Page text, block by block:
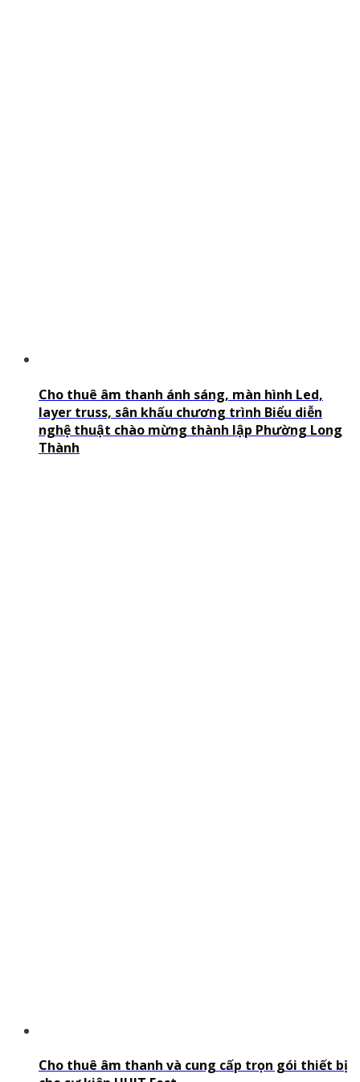
Cho thuê âm thanh ánh sáng, màn hình Led,
layer truss, sân khấu chương trình Biểu diễn
nghệ thuật chào mừng thành lập Phường Long
Thành
Cho thuê âm thanh và cung cấp trọn gói thiết bị